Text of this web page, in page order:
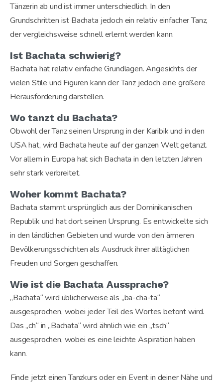
Tänzerin ab und ist immer unterschiedlich. In den
Grundschritten ist Bachata jedoch ein relativ einfacher Tanz,
der vergleichsweise schnell erlernt werden kann.
Ist Bachata schwierig?
Bachata hat relativ einfache Grundlagen. Angesichts der
vielen Stile und Figuren kann der Tanz jedoch eine größere
Herausforderung darstellen.
Wo tanzt du Bachata?
Obwohl der Tanz seinen Ursprung in der Karibik und in den
USA hat, wird Bachata heute auf der ganzen Welt getanzt.
Vor allem in Europa hat sich Bachata in den letzten Jahren
sehr stark verbreitet.
Woher kommt Bachata?
Bachata stammt ursprünglich aus der Dominikanischen
Republik und hat dort seinen Ursprung. Es entwickelte sich
in den ländlichen Gebieten und wurde von den ärmeren
Bevölkerungsschichten als Ausdruck ihrer alltäglichen
Freuden und Sorgen geschaffen.
Wie ist die Bachata Aussprache?
„Bachata“ wird üblicherweise als „ba-cha-ta“
ausgesprochen, wobei jeder Teil des Wortes betont wird.
Das „ch“ in „Bachata“ wird ähnlich wie ein „tsch“
ausgesprochen, wobei es eine leichte Aspiration haben
kann.
Finde jetzt einen Tanzkurs oder ein Event in deiner Nähe und